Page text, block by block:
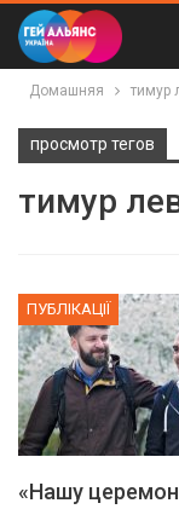
Домашняя тимур
просмотр тегов
тимур
ПУБЛІКАЦІЇ
«Нашу